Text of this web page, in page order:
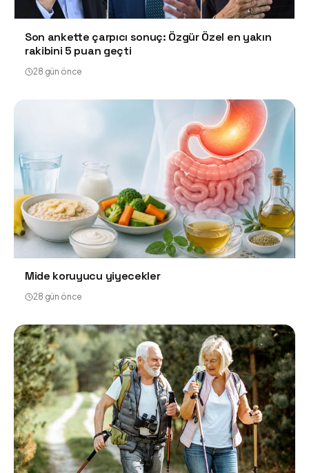
Son ankette çarpıcı sonuç: Özgür Özel en yakın
rakibini 5 puan geçti
28 gün önce
Mide koruyucu yiyecekler
28 gün önce